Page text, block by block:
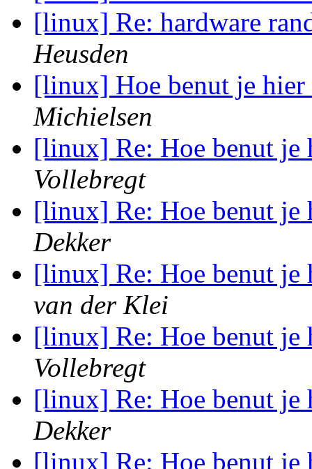
[linux] Re: hardware
Heusden
[linux] Hoe benut je
Michielsen
[linux] Re: Hoe benut je
Vollebregt
[linux] Re: Hoe benut je
Dekker
[linux] Re: Hoe benut je
van der Klei
[linux] Re: Hoe benut je
Vollebregt
[linux] Re: Hoe benut je
Dekker
[linux] Re: Hoe benut je